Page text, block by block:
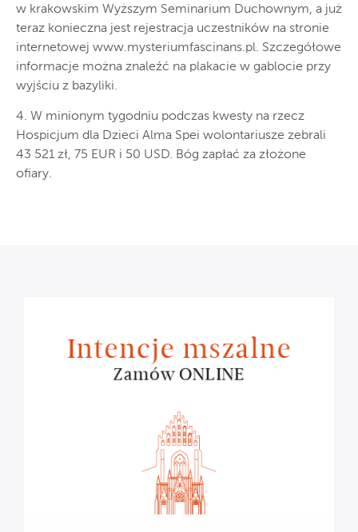
w krakowskim Wyższym Seminarium Duchownym, a już
teraz konieczna jest rejestracja uczestników na stronie
internetowej www.mysteriumfascinans.pl. Szczegółowe
informacje można znaleźć na plakacie w gablocie przy
wyjściu z bazyliki.
4. W minionym tygodniu podczas kwesty na rzecz
Hospicjum dla Dzieci Alma Spei wolontariusze zebrali
43 521 zł, 75 EUR i 50 USD. Bóg zapłać za złożone
ofiary.